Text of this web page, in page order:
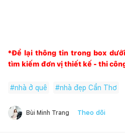
*Để lại thông tin trong box
tìm kiếm đơn vị thiết kế - thi
#nhà ở quê #nhà đẹp Cần Thơ
Bùi Minh Trang Theo dõi